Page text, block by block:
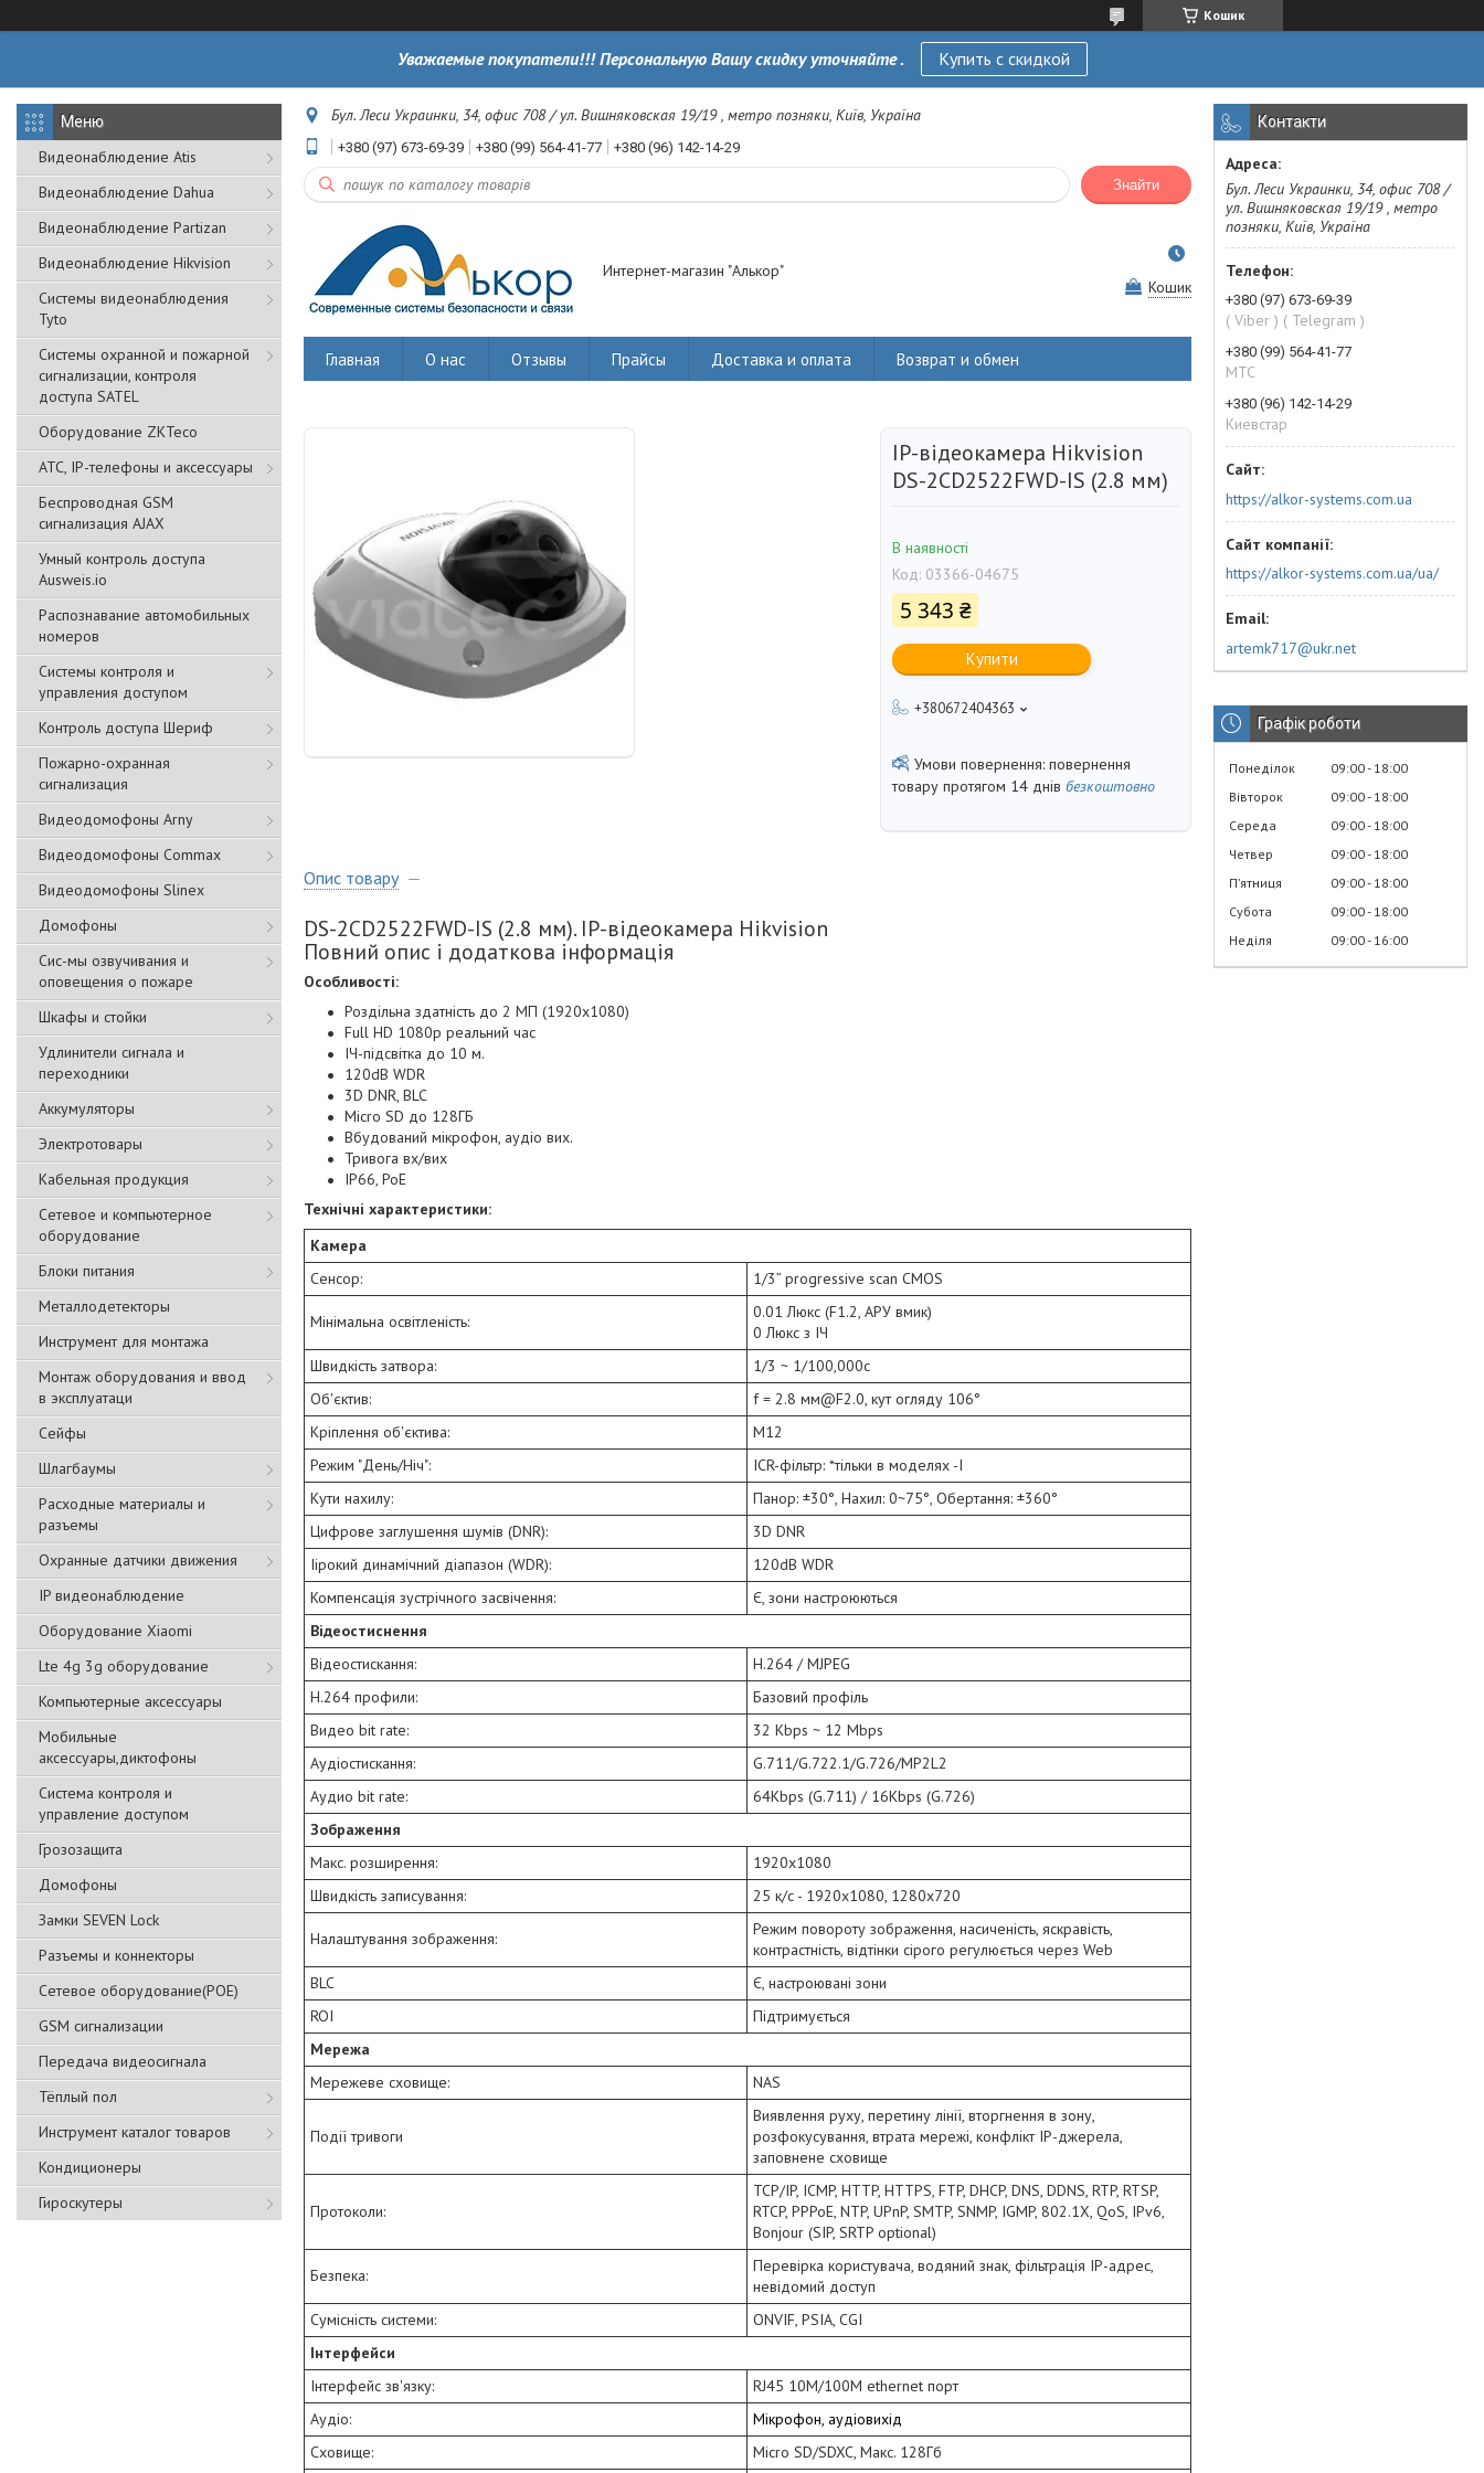
Кошик
Уважаемые покупатели!!! Персональную Вашу скидку уточняйте . Купить с скидкой
Видеонаблюдение Atis
Видеонаблюдение Dahua
Видеонаблюдение Partizan
Видеонаблюдение Hikvision
Системы видеонаблюдения
Tyto
Cистемы охранной и пожарной
сигнализации, контроля
доступа SATEL
Оборудование ZKTeco
АТС, IP-телефоны и аксессуары
Беспроводная GSM
сигнализация АJAX
Умный контроль доступа
Ausweis.io
Распознавание автомобильных
номеров
Системы контроля и
управления доступом
Контроль доступа Шериф
Пожарно-охранная
сигнализация
Видеодомофоны Arny
Видеодомофоны Commax
Видеодомофоны Slinex
Домофоны
Сис-мы озвучивания и
оповещения о пожаре
Шкафы и стойки
Удлинители сигнала и
переходники
Аккумуляторы
Электротовары
Кабельная продукция
Сетевое и компьютерное
оборудование
Блоки питания
Металлодетекторы
Инструмент для монтажа
Монтаж оборудования и ввод
в эксплуатаци
Сейфы
Шлагбаумы
Расходные материалы и
разъемы
Охранные датчики движения
IP видеонаблюдение
Оборудование Xiaomi
Lte 4g 3g оборудование
Компьютерные аксессуары
Мобильные
аксессуары,диктофоны
Система контроля и
управление доступом
Грозозащита
Домофоны
Замки SEVEN Lock
Разъемы и коннекторы
Сетевое оборудование(POE)
GSM сигнализации
Передача видеосигнала
Тёплый пол
Инструмент каталог товаров
Кондиционеры
Гироскутеры
Бул. Леси Украинки, 34, офис 708 / ул. Вишняковская 19/19 , метро позняки, Київ, Україна
+380 (97) 673-69-39 +380 (99) 564-41-77 +380 (96) 142-14-29
Знайти
Интернет-магазин "Алькор"
Кошик
Главная О нас Отзывы Прайсы Доставка и оплата Возврат и обмен
IP-відеокамера Hikvision
DS-2CD2522FWD-IS (2.8 мм)
В наявності
Код: 03366-04675
5 343 ₴
Купити
+380672404363
повернення
товару протягом 14 днів безкоштовно
Опис товару
DS-2CD2522FWD-IS (2.8 мм). IP-відеокамера Hikvision
Повний опис і додаткова інформація
Особливості:
Роздільна здатність до 2 МП (1920х1080)
Full HD 1080p реальний час
ІЧ-підсвітка до 10 м.
120dB WDR
3D DNR, BLC
Micro SD до 128ГБ
Вбудований мікрофон, аудіо вих.
Тривога вх/вих
IP66, PoE
Технічні характеристики:
Камера
Сенсор:
1/3” progressive scan CMOS
Мінімальна освітленість:
0.01 Люкс (F1.2, АРУ вмик)
0 Люкс з ІЧ
Швидкість затвора:
1/3 ~ 1/100,000с
Об'єктив:
f = 2.8 мм@F2.0, кут огляду 106°
Кріплення об'єктива:
M12
Режим "День/Ніч":
ICR-фільтр: *тільки в моделях -I
Кути нахилу:
Панор: ±30°, Нахил: 0~75°, Обертання: ±360°
Цифрове заглушення шумів (DNR):
3D DNR
Iiрокий динамічний діапазон (WDR):
120dB WDR
Компенсація зустрічного засвічення:
Є, зони настроюються
Відеостиснення
Відеостискання:
H.264 / MJPEG
H.264 профили:
Базовий профіль
Видео bit rate:
32 Kbps ~ 12 Mbps
Аудіостискання:
G.711/G.722.1/G.726/MP2L2
Аудио bit rate:
64Kbps (G.711) / 16Kbps (G.726)
Зображення
Макс. розширення:
1920х1080
Швидкість записування:
25 к/с - 1920x1080, 1280x720
Налаштування зображення:
Режим повороту зображення, насиченість, яскравість,
контрастність, відтінки сірого регулюється через Web
BLC
Є, настроювані зони
ROI
Підтримується
Мережа
Мережеве сховище:
NAS
Події тривоги
Виявлення руху, перетину лінії, вторгнення в зону,
розфокусування, втрата мережі, конфлікт IP-джерела,
заповнене сховище
Протоколи:
TCP/IP, ICMP, HTTP, HTTPS, FTP, DHCP, DNS, DDNS, RTP, RTSP,
RTCP, PPPoE, NTP, UPnP, SMTP, SNMP, IGMP, 802.1X, QoS, IPv6,
Bonjour (SIP, SRTP optional)
Безпека:
Перевірка користувача, водяний знак, фільтрація IP-адрес,
невідомий доступ
Сумісність системи:
ONVIF, PSIA, CGI
Інтерфейси
Інтерфейс зв'язку:
RJ45 10M/100M ethernet порт
Аудіо:
Мікрофон, аудіовихід
Сховище:
Micro SD/SDXC, Макс. 128Гб
Контакти
Бул. Леси Украинки, 34, офис 708 /
ул. Вишняковская 19/19 , метро
позняки, Київ, Україна
+380 (97) 673-69-39
( Viber ) ( Telegram )
+380 (99) 564-41-77
МТС
+380 (96) 142-14-29
Киевстар
https://alkor-systems.com.ua
https://alkor-systems.com.ua/ua/
artemk717@ukr.net
Графік роботи
Понеділок 09:00 18:00
Вівторок
09:00 18:00
Середа
09:00 18:00
Четвер
09:00 18:00
Пʼятниця
09:00 18:00
Субота
09:00 18:00
Неділя
09:00 16:00